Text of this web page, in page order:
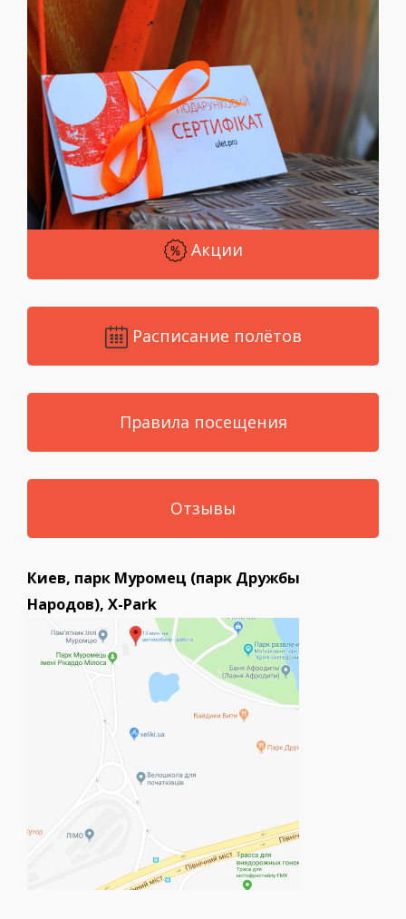
Акции
Расписание полётов
Правила посещения
Отзывы
Киев, парк Муромец (парк Дружбы
Народов), X-Park